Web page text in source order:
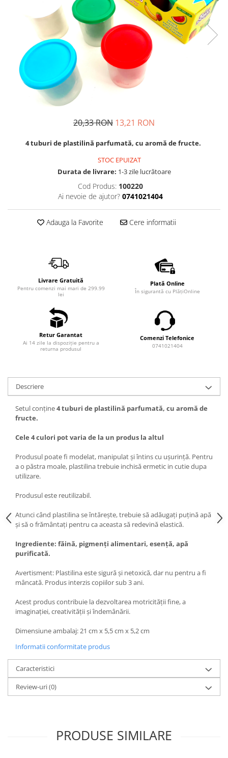
20,33 RON 13,21 RON
4 tuburi de plastilină parfumată, cu aromă de fructe.
STOC EPUIZAT
Durata de livrare: 1-3 zile lucrătoare
Cod Produs: 100220
Ai nevoie de ajutor? 0741021404
Adauga la Favorite Cere informatii
Livrare Gratuită
Pentru comenzi mai mari de 299.99
lei
Plată Online
În sigurantă cu PlățiOnline
Retur Garantat
Ai 14 zile la dispoziție pentru a
returna produsul
Comenzi Telefonice
0741021404
Descriere
Setul conține4 tuburi de plastilină parfumată, cu aromă de
fructe.
Cele 4 culori pot varia de la un produs la altul
Produsul poate fi modelat, manipulat și întins cu ușurință. Pentru
a o păstra moale, plastilina trebuie inchisă ermetic in cutie dupa
utilizare.
Produsul este reutilizabil.
Atunci când plastilina se întărește, trebuie să adăugați puțină apă
și să o frământați pentru ca aceasta să redevină elastică.
Ingrediente: făină, pigmenți alimentari, esență, apă
purificată.
Avertisment: Plastilina este sigură și netoxică, dar nu pentru a fi
mâncată. Produs interzis copiilor sub 3 ani.
Acest produs contribuie la dezvoltarea motricității fine, a
imaginației, creativității și îndemânării.
Dimensiune ambalaj: 21 cm x 5,5 cm x 5,2 cm
Informatii conformitate produs
Caracteristici
Review-uri(0)
PRODUSE SIMILARE